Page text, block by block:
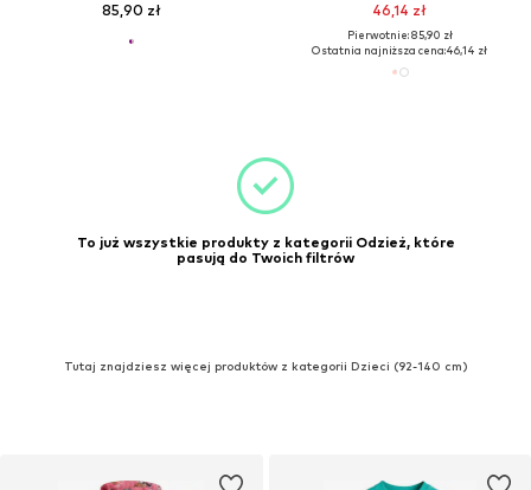
85,90 zł 46,14 zł
Pierwotnie: 85,90 zł
Ostatnia najniższa cena:46,14 zł
To już wszystkie produkty z kategorii Odzież, które
pasują do Twoich filtrów
Tutaj znajdziesz więcej produktów z kategorii Dzieci (92-140 cm)